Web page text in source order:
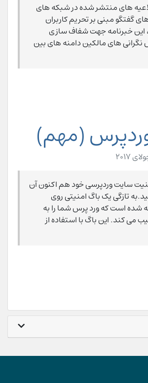
های منتشر شده در شبکه های
گفتگو مبنی بر تحریم کاربران
این خبرنامه جهت شفاف سازی
های مالکین دامنه های بین
(مهم)
سایت وردپرسی خود هم اکنون آن
تازگی یک باگ امنیتی روی
شده است که ورد پرس شما را به
می کند. این باگ با استفاده از